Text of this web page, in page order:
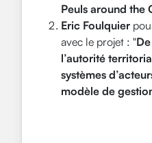
Peuls around the
Eric Foulquier
avec le projet : "
l’autorité
systèmes
modèle de